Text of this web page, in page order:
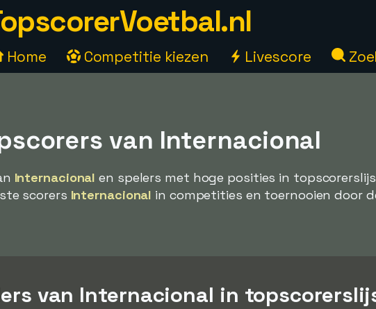
Home Competitie kiezen Livescore
van Internacional
Internacional en spelers met hoge posities in
scorers Internacional in competities en toernooien door
van Internacional in